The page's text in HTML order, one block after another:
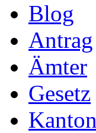
Blog
Antrag
Ämter
Gesetz